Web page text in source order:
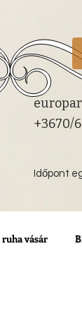
+3670/
Időpont
vásár